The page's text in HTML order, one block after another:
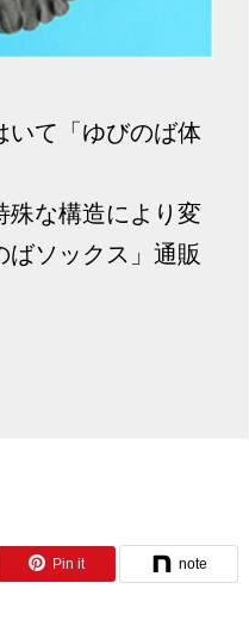
いて「ゆびのば体
殊な構造により変
ソックス」通販
Pin it note